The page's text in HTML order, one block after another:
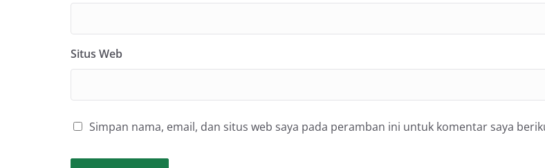
Situs Web
Simpan nama, email, dan situs web saya pada peramban ini untuk komentar saya